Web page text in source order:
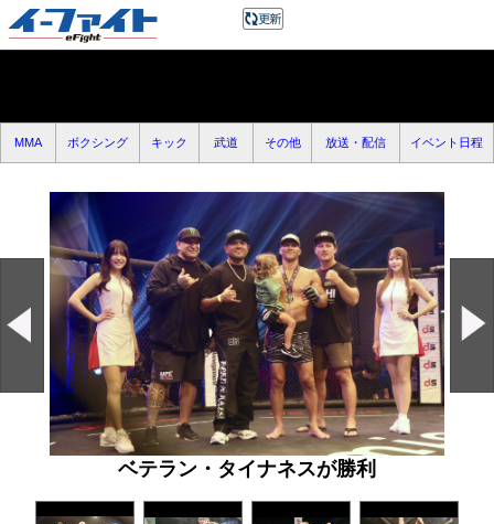
MMA ボクシング キック 武道 その他 放送・配信 イベント日程
ベテラン・タイナネスが勝利